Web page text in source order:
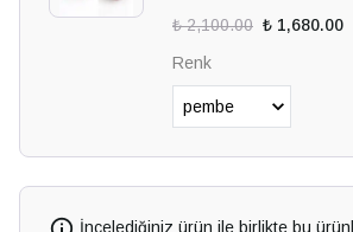
₺ 2,100.00 ₺ 1,680.00
Renk
İncelediğiniz ürün ile birlikte bu